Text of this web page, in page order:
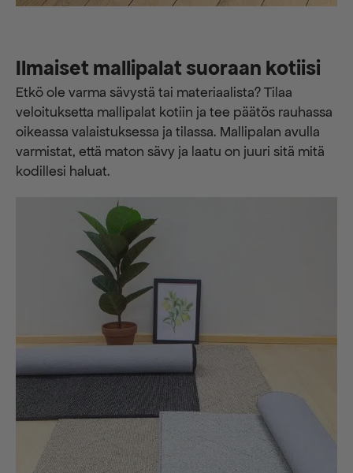
Ilmaiset mallipalat suoraan kotiisi
Etkö ole varma sävystä tai materiaalista? Tilaa
veloituksetta mallipalat kotiin ja tee päätös rauhassa
oikeassa valaistuksessa ja tilassa. Mallipalan avulla
varmistat, että maton sävy ja laatu on juuri sitä mitä
kodillesi haluat.